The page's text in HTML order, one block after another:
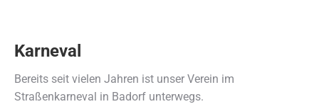
Karneval
Bereits seit vielen Jahren ist unser Verein im
Straßenkarneval in Badorf unterwegs.